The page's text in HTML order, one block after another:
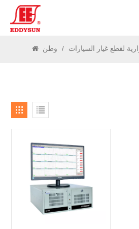
وطن / لقطع غيار السيارات